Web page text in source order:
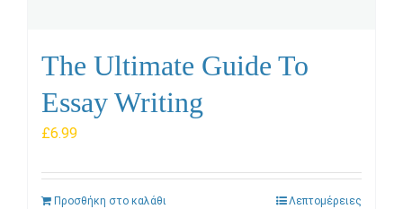
The Ultimate Guide To
Essay Writing
£6.99
Προσθήκη στο καλάθι Λεπτομέρειες